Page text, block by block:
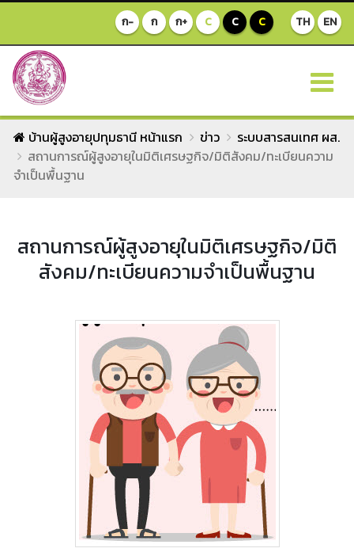
TH EN
ก- ก ก+ C C C
บ้านผู้สูงอายุปทุมธานี หน้าแรก ข่าว
ระบบสารสนเทศ ผส.
สถานการณ์ผู้สูงอายุในมิติเศรษฐกิจ/มิติสังคม/ทะเบียนความ
จำเป็นพื้นฐาน
สถานการณ์ผู้สูงอายุในมิติเศรษฐกิจ/มิติ
สังคม/ทะเบียนความจำเป็นพื้นฐาน